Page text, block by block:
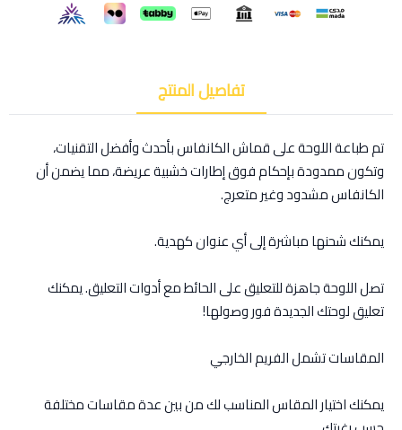
تفاصيل المنتج
تم طباعة اللوحة على قماش الكانفاس بأحدث وأفضل التقنيات،
وتكون ممدودة بإحكام فوق إطارات خشبية عريضة، مما يضمن أن
الكانفاس مشدود وغير متعرج.
يمكنك شحنها مباشرة إلى أي عنوان كهدية.
تصل اللوحة جاهزة للتعليق على الحائط مع أدوات التعليق. يمكنك
تعليق لوحتك الجديدة فور وصولها!
المقاسات تشمل الفريم الخارجي
يمكنك اختيار المقاس المناسب لك من بين عدة مقاسات مختلفة